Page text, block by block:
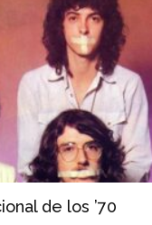
de los ’70